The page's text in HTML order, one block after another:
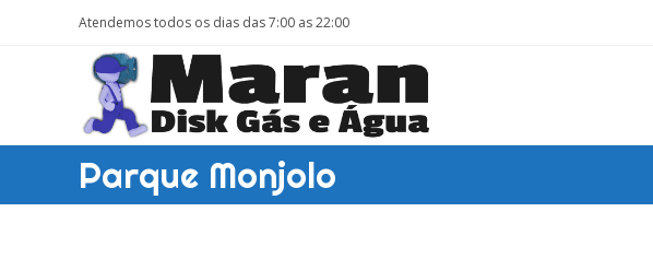
Atendemos todos os dias das 7:00 as 22:00
Parque Monjolo